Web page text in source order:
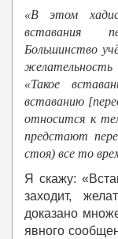
«В этом
вставания
Большинство
«Такое
вставанию
относится к
предстают
стоя) все то
Я скажу:
заходит,
доказано
явного